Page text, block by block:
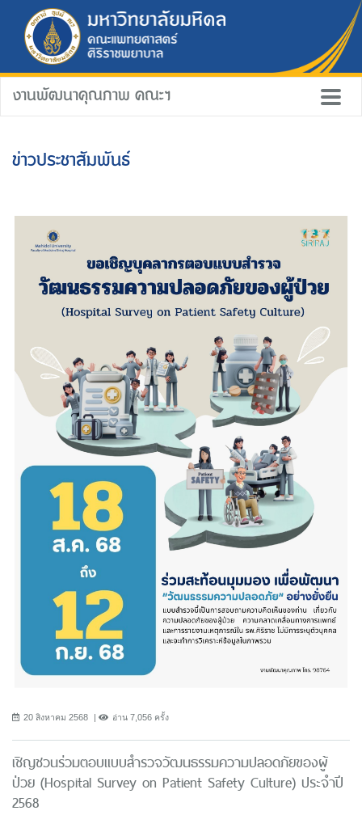
งานพัฒนาคุณภาพ คณะฯ
ข่าวประชาสัมพันธ์
20 สิงหาคม 2568 อ่าน 7,056 ครั้ง
เชิญชวนร่วมตอบแบบสำรวจวัฒนธรรมความปลอดภัยของผู้
ป่วย (Hospital Survey on Patient Safety Culture) ประจำปี
2568